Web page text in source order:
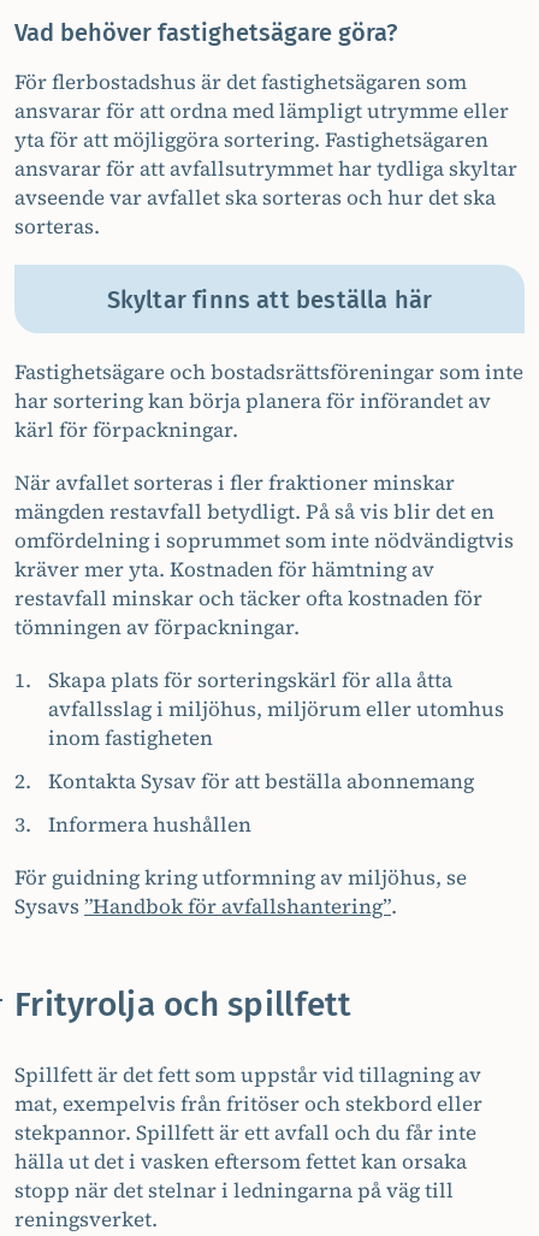
Vad behöver fastighetsägare göra?
För flerbostadshus är det fastighetsägaren som
ansvarar för att ordna med lämpligt utrymme eller
yta för att möjliggöra sortering. Fastighetsägaren
ansvarar för att avfallsutrymmet har tydliga skyltar
avseende var avfallet ska sorteras och hur det ska
sorteras.
Skyltar finns att beställa här
Fastighetsägare och bostadsrättsföreningar som inte
har sortering kan börja planera för införandet av
kärl för förpackningar.
När avfallet sorteras i fler fraktioner minskar
mängden restavfall betydligt. På så vis blir det en
omfördelning i soprummet som inte nödvändigtvis
kräver mer yta. Kostnaden för hämtning av
restavfall minskar och täcker ofta kostnaden för
tömningen av förpackningar.
Skapa plats för sorteringskärl för alla åtta
avfallsslag i miljöhus, miljörum eller utomhus
inom fastigheten
Kontakta Sysav för att beställa abonnemang
Informera hushållen
För guidning kring utformning av miljöhus, se
Sysavs ”Handbok för avfallshantering”.
Frityrolja och spillfett
Spillfett är det fett som uppstår vid tillagning av
mat, exempelvis från fritöser och stekbord eller
stekpannor. Spillfett är ett avfall och du får inte
hälla ut det i vasken eftersom fettet kan orsaka
stopp när det stelnar i ledningarna på väg till
reningsverket.